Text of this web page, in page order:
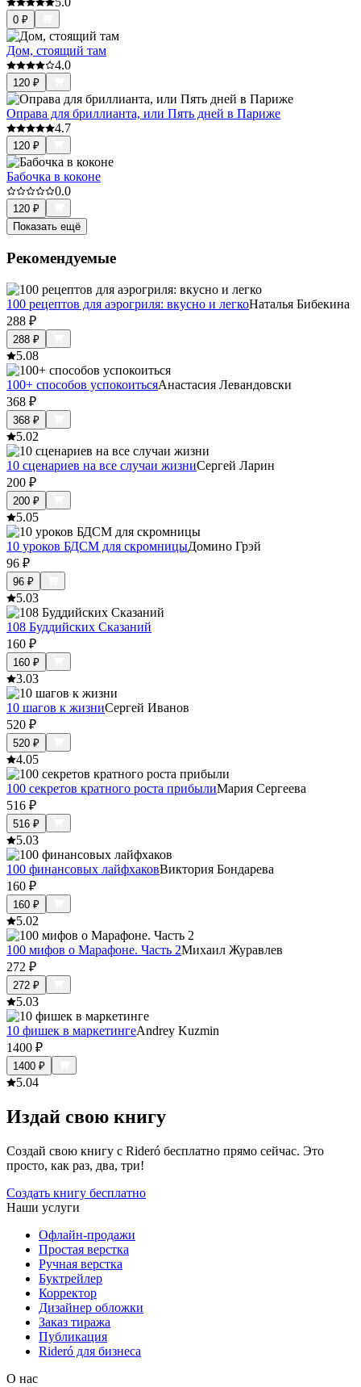
0 ₽
Дом, стоящий там
4.0
120 ₽
Оправа для бриллианта, или Пять дней в Париже
4.7
120 ₽
Бабочка в коконе
0.0
120 ₽
Показать ещё
Рекомендуемые
100 рецептов для аэрогриля: вкусно и легкоНаталья Бибекина
288 ₽
288 ₽
5.08
100+ способов успокоитьсяАнастасия Левандовски
368 ₽
368 ₽
5.02
10 сценариев на все случаи жизниСергей Ларин
200 ₽
200 ₽
5.05
10 уроков БДСМ для скромницыДомино Грэй
96 ₽
96 ₽
5.03
108 Буддийских Сказаний
160 ₽
160 ₽
3.03
10 шагов к жизниСергей Иванов
520 ₽
520 ₽
4.05
100 секретов кратного роста прибылиМария Сергеева
516 ₽
516 ₽
5.03
100 финансовых лайфхаковВиктория Бондарева
160 ₽
160 ₽
5.02
100 мифов о Марафоне. Часть 2Михаил Журавлев
272 ₽
272 ₽
5.03
10 фишек в маркетингеAndrey Kuzmin
1400 ₽
1400 ₽
5.04
Издай свою книгу
Создай свою книгу с Rideró бесплатно прямо сейчас. Это
просто, как раз, два, три!
Создать книгу бесплатно
Наши услуги
Офлайн-продажи
Простая верстка
Ручная верстка
Буктрейлер
Корректор
Дизайнер обложки
Заказ тиража
Публикация
Rideró для бизнеса
О нас